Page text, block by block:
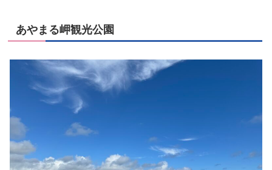
あやまる岬観光公園